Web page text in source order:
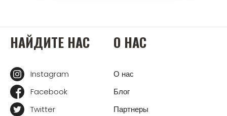
НАЙДИТЕ НАС
Instagram
Facebook
Twitter
О НАС
О нас
Блог
Партнеры